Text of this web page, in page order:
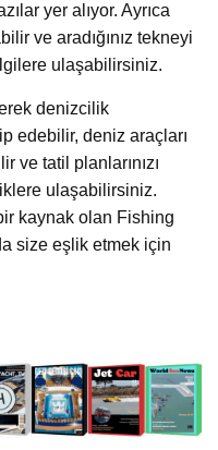
yer alıyor. Ayrıca
ve aradığınız tekneyi
ulaşabilirsiniz.
denizcilik
edebilir, deniz araçları
ve tatil planlarınızı
ulaşabilirsiniz.
kaynak olan Fishing
size eşlik etmek için